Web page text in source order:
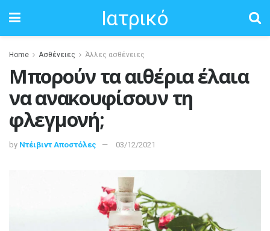
Ιατρικό
Home Ασθένειες Άλλες ασθένειες
Μπορούν τα αιθέρια έλαια
να ανακουφίσουν τη
φλεγμονή;
by Ντέιβιντ Αποστόλες 03/12/2021